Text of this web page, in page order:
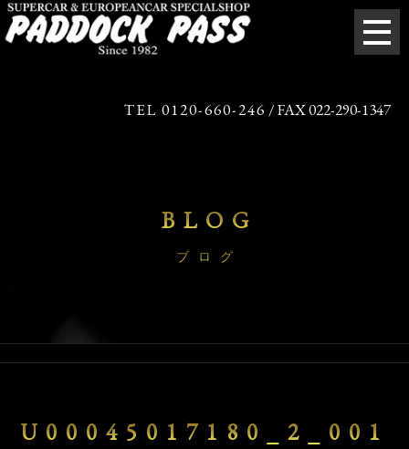
TEL 0120-660-246 / FAX 022-290-1347
BLOG
ブログ
U00045017180_2_001